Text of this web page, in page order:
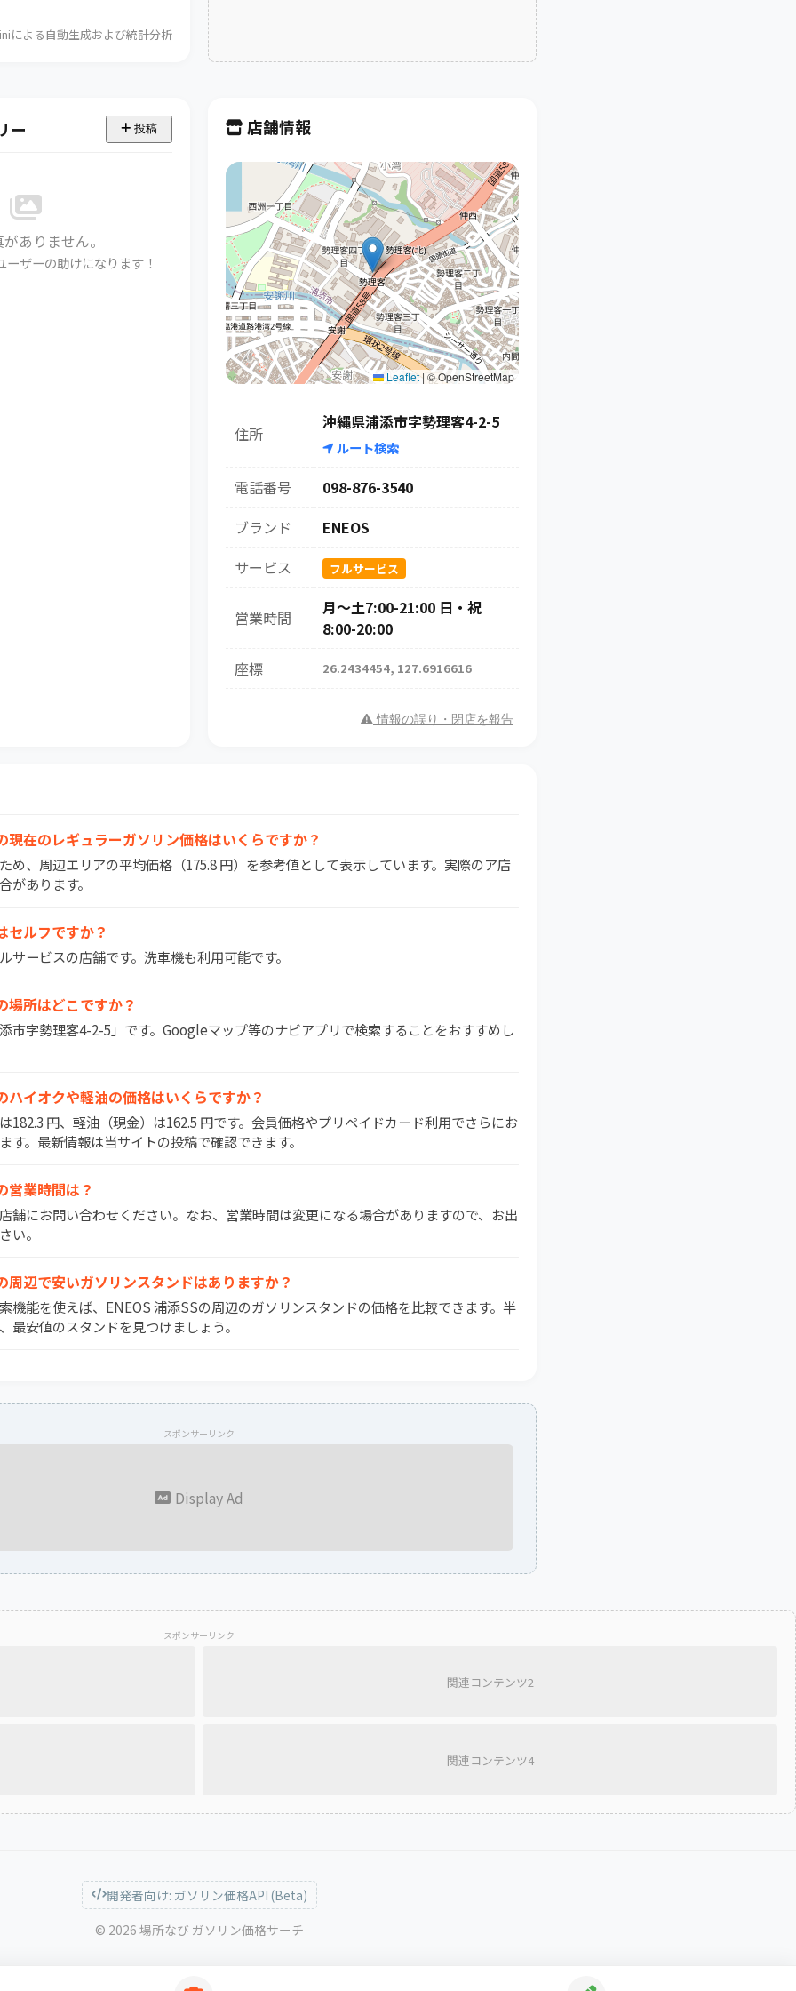
による自動生成および統計分析
ー 投稿
ありません。
ーザーの助けになります！
店舗情報
Leaflet| © OpenStreetMap
住所
沖縄県浦添市字勢理客4-2-5
ルート検索
電話番号
098-876-3540
ブランド
ENEOS
サービス
フルサービス
営業時間
月～土7:00-21:00 日・祝
8:00-20:00
座標
26.2434454, 127.6916616
情報の誤り・閉店を報告
現在のレギュラーガソリン価格はいくらですか？
め、周辺エリアの平均価格（175.8 円）を参考値として表示しています。実際のア店
があります。
セルフですか？
サービスの店舗です。洗車機も利用可能です。
場所はどこですか？
市字勢理客4-2-5」です。Googleマップ等のナビアプリで検索することをおすすめし
ハイオクや軽油の価格はいくらですか？
182.3 円、軽油（現金）は162.5 円です。会員価格やプリペイドカード利用でさらにお
す。最新情報は当サイトの投稿で確認できます。
営業時間は？
舗にお問い合わせください。なお、営業時間は変更になる場合がありますので、お出
い。
周辺で安いガソリンスタンドはありますか？
機能を使えば、ENEOS 浦添SSの周辺のガソリンスタンドの価格を比較できます。半
最安値のスタンドを見つけましょう。
スポンサーリンク
Display Ad
スポンサーリンク
関連コンテンツ2
関連コンテンツ4
開発者向け: ガソリン価格API (Beta)
© 2026 場所なび ガソリン価格サーチ